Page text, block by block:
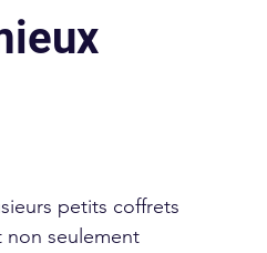
petits coffrets
non seulement